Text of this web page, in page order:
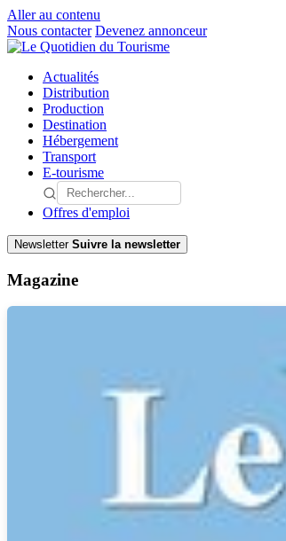
Aller au contenu
Nous contacter Devenez annonceur
Actualités
Distribution
Production
Destination
Hébergement
Transport
E-tourisme
Offres d'emploi
Newsletter Suivre la newsletter
Magazine